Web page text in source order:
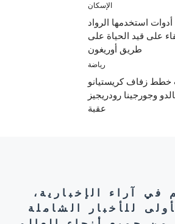
الإسكان
10 أدوات استخدمها الرواد
على قيد الحياة على
طريق أوريغون
رياضة
خطط زفاف كريستيانو
وجورجينا رودريجيز
عقبة
في آراء الإخبارية،
للأخبار الشاملة